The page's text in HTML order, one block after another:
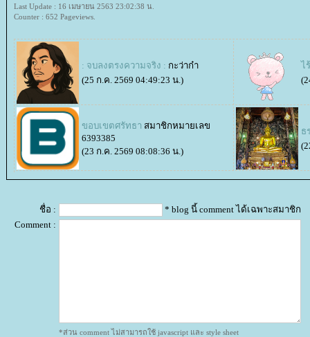
Last Update : 16 เมษายน 2563 23:02:38 น.
Counter : 652 Pageviews.
: จบลงตรงความจริง : กะว่าก๋า
(25 ก.ค. 2569 04:49:23 น.)
ไ
ขอบเขตศรัทธา สมาชิกหมายเลข
6393385
(23 ก.ค. 2569 08:08:36 น.)
ธ
ชื่อ :
* blog นี้ comment ได้เฉพาะสมาชิก
Comment :
*ส่วน comment ไม่สามารถใช้ javascript และ style sheet